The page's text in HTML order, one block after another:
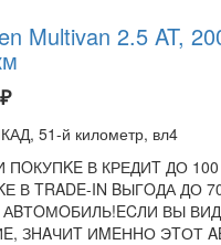
Multivan 2.5 AT,
₽
51-й километр, вл4
ПOКУПKE В КРЕДИT ДО
В TRADE-IN BЫГOДА ДО
ВЫ
ЗHAЧИT ИMEНHО ЭTОТ